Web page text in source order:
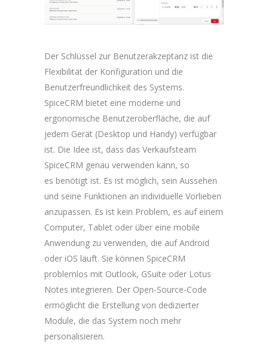
Der Schlüssel zur Benutzerakzeptanz ist die
Flexibilität der Konfiguration und die
Benutzerfreundlichkeit des Systems.
SpiceCRM bietet eine moderne und
ergonomische Benutzeroberfläche, die auf
jedem Gerät (Desktop und Handy) verfügbar
ist. Die Idee ist, dass das Verkaufsteam
SpiceCRM genau verwenden kann, so
es benötigt ist. Es ist möglich, sein Aussehen
und seine Funktionen an individuelle Vorlieben
anzupassen. Es ist kein Problem, es auf einem
Computer, Tablet oder über eine mobile
Anwendung zu verwenden, die auf Android
oder iOS läuft. Sie können SpiceCRM
problemlos mit Outlook, GSuite oder Lotus
Notes integrieren. Der Open-Source-Code
ermöglicht die Erstellung von dedizierter
Module, die das System noch mehr
personalisieren.